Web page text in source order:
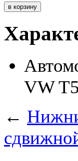
VW T5
←